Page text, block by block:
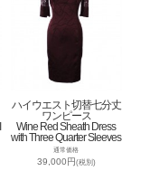
ハイウエスト切替七分丈
ワンピース
Wine Red Sheath Dress
with Three Quarter Sleeves
通常価格
39,000円(税別)